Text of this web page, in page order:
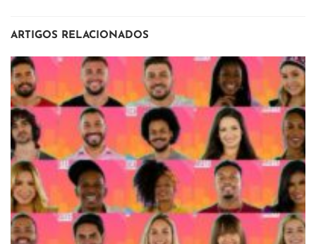
ARTIGOS RELACIONADOS